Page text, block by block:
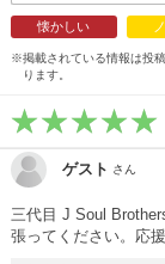
懐かしい
※掲載されている情報は投
ります。
ゲスト さん
三代目 J Soul
張ってください。応援